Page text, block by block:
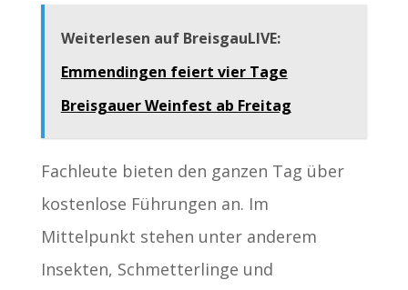
Weiterlesen auf BreisgauLIVE:
Emmendingen feiert vier Tage
Breisgauer Weinfest ab Freitag
Fachleute bieten den ganzen Tag über
kostenlose Führungen an. Im
Mittelpunkt stehen unter anderem
Insekten, Schmetterlinge und